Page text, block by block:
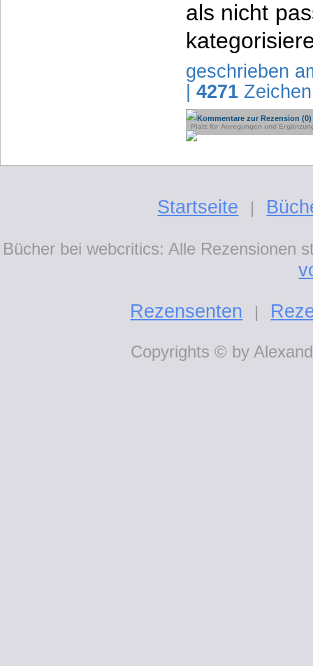
als nicht
geschrieben
4271 Zeichen
Kommentare zur Rezension (0)
Platz für Anregungen und
Startseite |
Bücher bei webcritics: Alle Rezensionen
Rezensenten
|
Copyrights © by